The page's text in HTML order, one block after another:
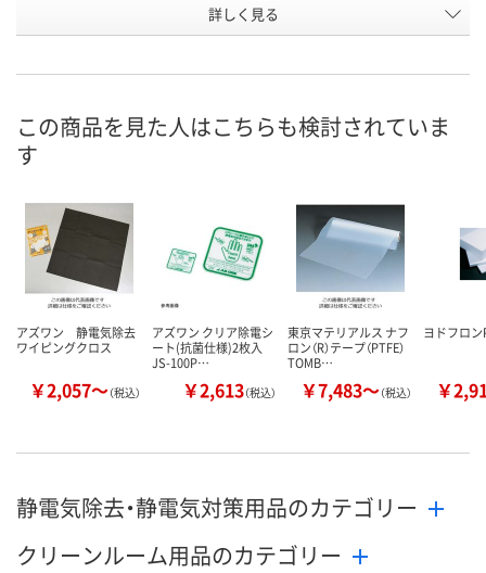
JP89450 H889523
した
詳しく見る
この商品を見た人はこちらも検討されていま
す
アズワン 静電気除去
ワイピングクロス
￥2,057～（税込）
アズワン クリア除電シ
ート(抗菌仕様)2枚入
JS-100P…
￥2,613（税込）
東京マテリアルス ナフ
ロン（R）テープ（PTFE）
TOMB…
￥7,483～（税込）
ヨドフロ
￥
静電気除去・静電気対策用品のカテゴリー
クリーンルーム用品のカテゴリー